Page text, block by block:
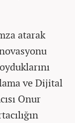
atarak
ve Dijital
Onur